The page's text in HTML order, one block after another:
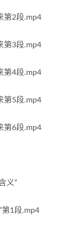
第2段.mp4
第3段.mp4
第4段.mp4
第5段.mp4
第6段.mp4
义”
第1段.mp4